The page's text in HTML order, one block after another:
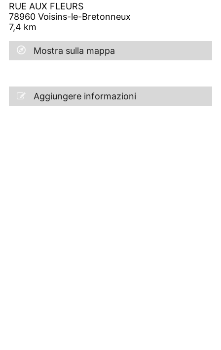
RUE AUX FLEURS
78960 Voisins-le-Bretonneux
7,4 km
Mostra sulla mappa
Aggiungere informazioni